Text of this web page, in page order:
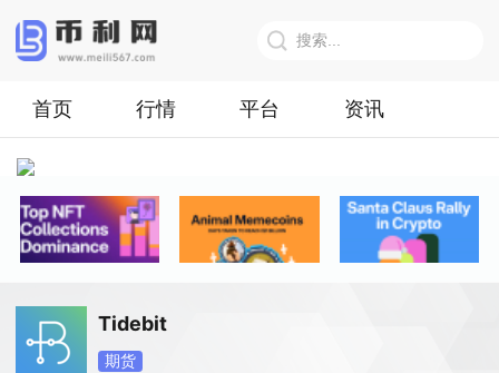
首页 行情 平台 资讯
Tidebit
期货